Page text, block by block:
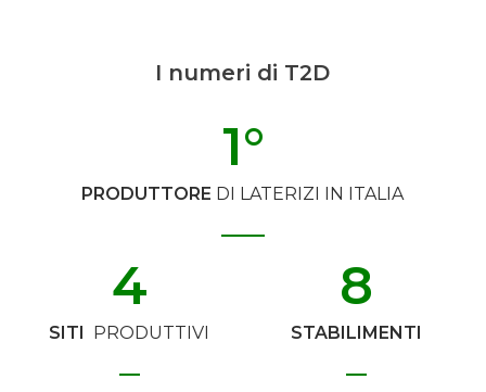
I numeri di T2D
PRODUTTORE DI LATERIZI IN ITALIA
1°
SITI PRODUTTIVI
4
STABILIMENTI
8